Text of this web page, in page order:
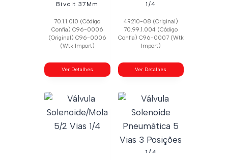
Bivolt 37Mm
70.1.1.010 (Código
Confia) C96-0006
(Original) C96-0006
(Wtk Import)
Ver Detalhes
1/4
4R210-08 (Original)
70.99.1.004 (Código
Confia) C96-0007 (Wtk
Import)
Ver Detalhes